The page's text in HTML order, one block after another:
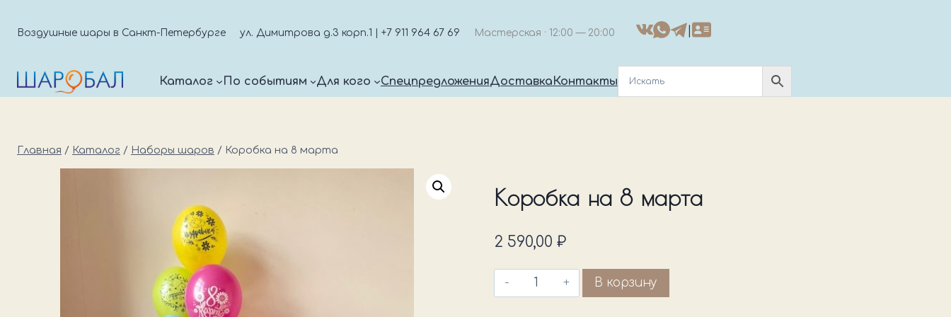
Воздушные шары в Санкт-Петербурге ул. Димитрова д.3 корп.1 | +7 911 964 67 69 Мастерская · 12:00 — 20:00
Каталог По событиям Для кого СпецпредложенияДоставка Контакты
Главная / Каталог / Наборы шаров / Коробка на 8 марта
Коробка на 8 марта
2 590,00 ₽
Количество
товара
В корзину